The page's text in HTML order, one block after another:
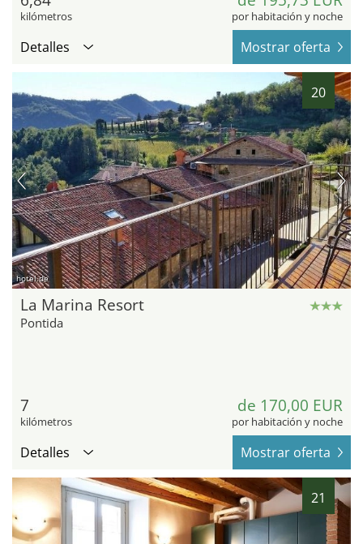
kilómetros por habitación y noche
Detalles Mostrar oferta
20
hotel.de
La Marina Resort
Pontida
7
kilómetros
de 170,00 EUR
por habitación y noche
Detalles Mostrar oferta
21